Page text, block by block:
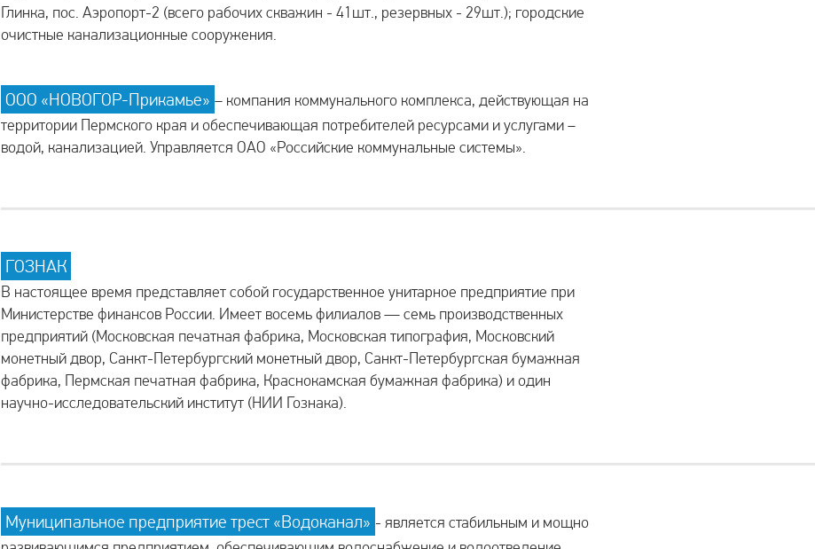
Глинка, пос. Аэропорт-2 (всего рабочих скважин - 41шт., резервных - 29шт.); городские
очистные канализационные сооружения.
ООО «НОВОГОР-Прикамье» – компания коммунального комплекса, действующая на
территории Пермского края и обеспечивающая потребителей ресурсами и услугами –
водой, канализацией. Управляется ОАО «Российские коммунальные системы».
ГОЗНАК
В настоящее время представляет собой государственное унитарное предприятие при
Министерстве финансов России. Имеет восемь филиалов — семь производственных
предприятий (Московская печатная фабрика, Московская типография, Московский
монетный двор, Санкт-Петербургский монетный двор, Санкт-Петербургская бумажная
фабрика, Пермская печатная фабрика, Краснокамская бумажная фабрика) и один
научно-исследовательский институт (НИИ Гознака).
Муниципальное предприятие трест «Водоканал» - является стабильным и мощно